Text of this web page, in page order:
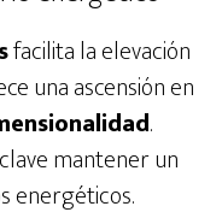
facilita la elevación
una ascensión en
.
mantener un
energéticos.